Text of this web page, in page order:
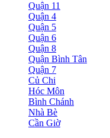
Quận 11
Quận 4
Quận 5
Quận 6
Quận 8
Quận Bình Tân
Quận 7
Củ Chi
Hóc Môn
Bình Chánh
Nhà Bè
Cần Giờ